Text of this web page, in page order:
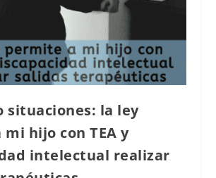
situaciones: la ley
hijo con TEA y
intelectual realizar